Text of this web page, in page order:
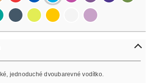
pastelgreen
petrol neonyellow
yellow white lilac
jednoduché dvoubarevné vodítko.